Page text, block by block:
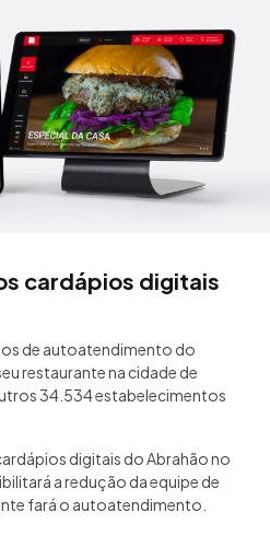
cardápios digitais
de autoatendimento do
restaurante na cidade de
34.534 estabelecimentos
digitais do Abrahão no
a redução da equipe de
fará o autoatendimento.